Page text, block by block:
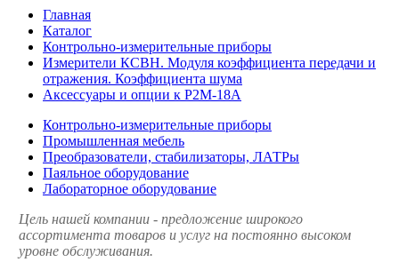
Главная
Каталог
Контрольно-измерительные приборы
Измерители КСВН. Модуля коэффициента передачи и
отражения. Коэффициента шума
Аксессуары и опции к Р2М-18А
Контрольно-измерительные приборы
Промышленная мебель
Преобразователи, стабилизаторы, ЛАТРы
Паяльное оборудование
Лабораторное оборудование
Цель нашей компании - предложение широкого
ассортимента товаров и услуг на постоянно высоком
уровне обслуживания.